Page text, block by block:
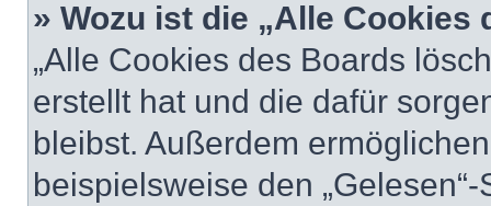
» Wozu ist die „Alle
„Alle Cookies des Boards
erstellt hat und die dafür
bleibst. Außerdem
beispielsweise den